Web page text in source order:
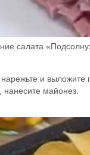
салата
и выложите
майонез.